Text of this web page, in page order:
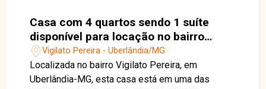
Casa com 4 quartos sendo 1 suíte
disponível para locação no bairro
Vigilato Pereira em Uberlândia-MG.
Vigilato Pereira - Uberlândia/MG
Localizada no bairro Vigilato Pereira, em
Uberlândia-MG, esta casa está em uma das